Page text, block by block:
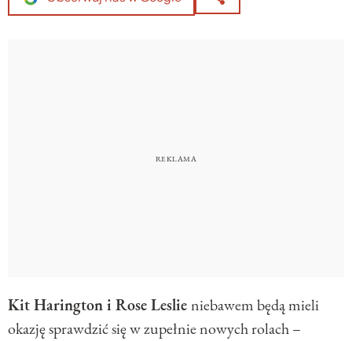
Kit Harington i Rose Leslieniebawem będą mieli
okazję sprawdzić się w zupełnie nowych rolach –